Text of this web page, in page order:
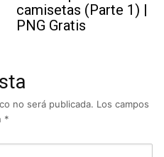
camisetas (Parte 1) |
PNG Gratis
no será publicada. Los campos
*